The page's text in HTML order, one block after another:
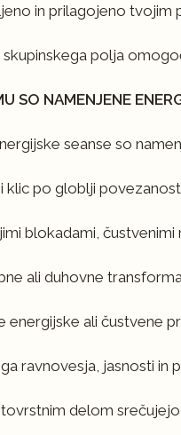
in prilagojeno tvojim
polja
SO NAMENJENE
seanse so
klic po globlji
blokadami,
ali duhovne
energijske ali čustvene
ravnovesja, jasnosti in
delom